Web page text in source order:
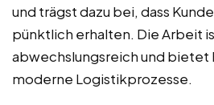
und trägst dazu bei, dass
pünktlich erhalten. Die Arbeit
abwechslungsreich und bietet
moderne Logistikprozesse.